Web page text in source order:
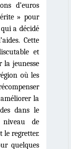
d’euros
» pour
a décidé
Cette
et
la jeunesse
gion où les
la
dans le
de
le regretter.
quelques